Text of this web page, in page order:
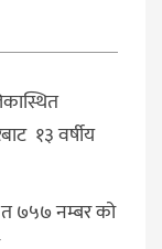
१३ वर्षीय
७५७ नम्बर को